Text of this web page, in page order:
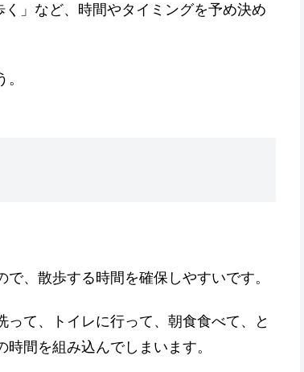
」など、時間やタイミングを予め決め
、散歩する時間を確保しやすいです。
て、トイレに行って、朝食食べて、と
間を組み込んでしまいます。